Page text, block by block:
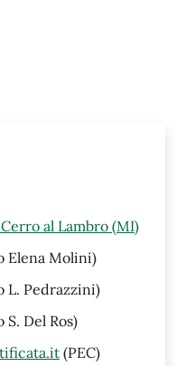
Cerro al Lambro (MI)
Elena Molini)
L. Pedrazzini)
S. Del Ros)
(PEC)